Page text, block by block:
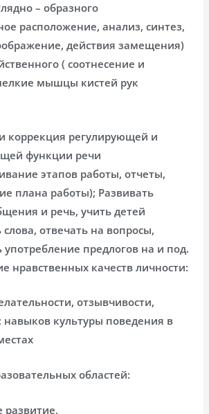
– образного
расположение, анализ, синтез,
действия замещения)
( соотнесение и
мышцы кистей рук
коррекция регулирующей и
функции речи
этапов работы, отчеты,
плана работы); Развивать
и речь, учить детей
слова, отвечать на вопросы,
употребление предлогов на и под.
нравственных качеств личности:
отзывчивости,
культуры поведения в
областей:
развитие,